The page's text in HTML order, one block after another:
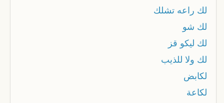
لك راعه تشلك
لك شو
لك ليكو قز
لك ولا للذيب
لكابض
لكاعة